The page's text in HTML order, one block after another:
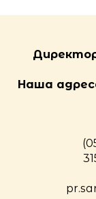
Наша